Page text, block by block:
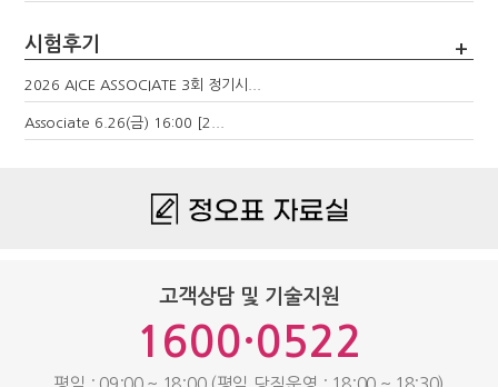
시험후기 +
2026 AICE ASSOCIATE 3회 정기시...
Associate 6.26(금) 16:00 [2...
고객상담 및 기술지원
1600·0522